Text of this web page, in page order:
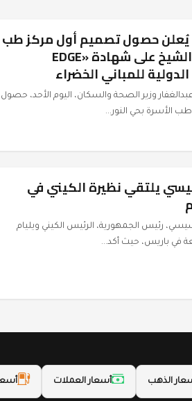
يُعلن حصول تصميم أول مركز طب
أسرة بشرم الشيخ على شهادة «EDGE
عبدالغفار وزير الصحة والسكان، اليوم الأحد، حصول
الأسرة بحي النور...
يلتقي نظيرة الكيني في
رئيس الجمهورية، الرئيس الكيني ويليام
في باريس، حيث أكد...
الذهب أسعار العملات